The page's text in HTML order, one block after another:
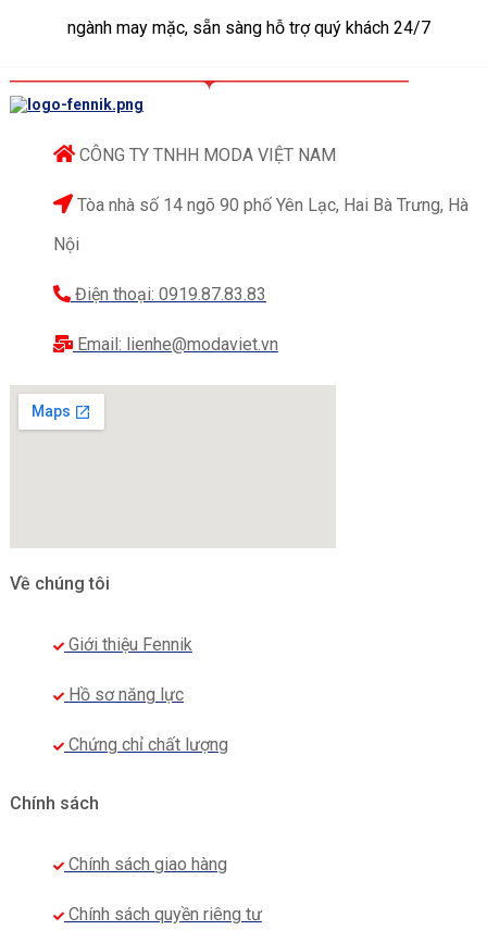
ngành may mặc, sẵn sàng hỗ trợ quý khách 24/7
CÔNG TY TNHH MODA VIỆT NAM
Tòa nhà số 14 ngõ 90 phố Yên Lạc, Hai Bà Trưng, Hà
Nội
Điện thoại: 0919.87.83.83
Email: lienhe@modaviet.vn
Về chúng tôi
Giới thiệu Fennik
Hồ sơ năng lực
Chứng chỉ chất lượng
Chính sách
Chính sách giao hàng
Chính sách quyền riêng tư